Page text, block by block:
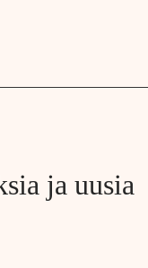
ja uusia